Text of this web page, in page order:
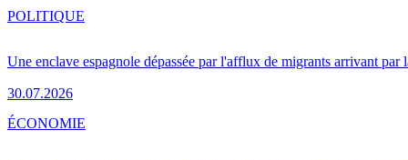
Une enclave espagnole dépassée par l'afflux de migrants arrivant par
30.07.2026
POLITIQUE
ÉCONOMIE